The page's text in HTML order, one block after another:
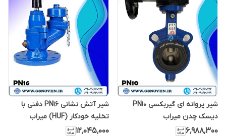
شیر پروانه ای گیربکسی PN10
دیسک چدن میراب
۶٬۹۸۸٬۳۰۰
شیر آتش نشانی PN16 دفنی با
تخلیه خودکار (HUF) میراب
۱۲٬۰۴۵٬۰۰۰